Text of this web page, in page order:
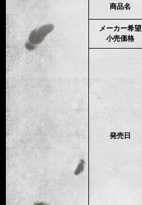
商品名
メーカー希望
小売価格
発売日